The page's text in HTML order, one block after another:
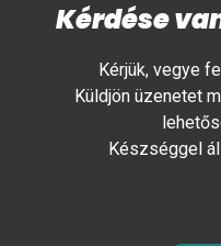
Kérdése
Kérjük, vegye
Küldjön üzenetet
Készséggel